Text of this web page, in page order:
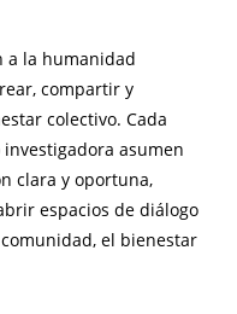
a la humanidad
compartir y
colectivo. Cada
asumen
clara y oportuna,
espacios de diálogo
el bienestar